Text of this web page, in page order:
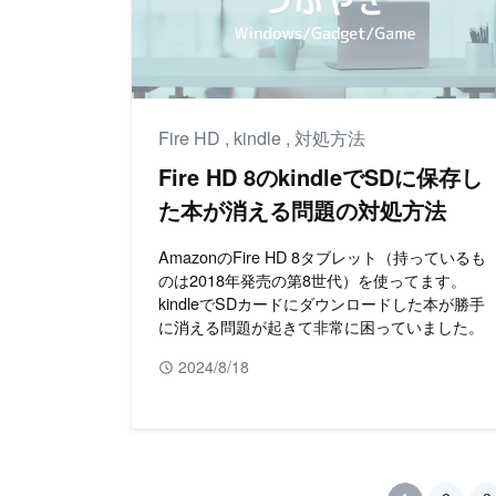
Fire HD , kindle , 対処方法
Fire HD 8のkindleでSDに保存し
た本が消える問題の対処方法
AmazonのFire HD 8タブレット（持っているも
のは2018年発売の第8世代）を使ってます。
kindleでSDカードにダウンロードした本が勝手
に消える問題が起きて非常に困っていました。
2024/8/18